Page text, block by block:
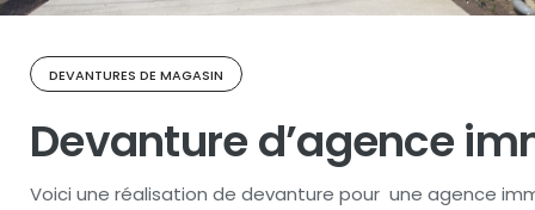
DEVANTURES DE MAGASIN
Devanture d’agence
Voici une réalisation de devanture pour une agence